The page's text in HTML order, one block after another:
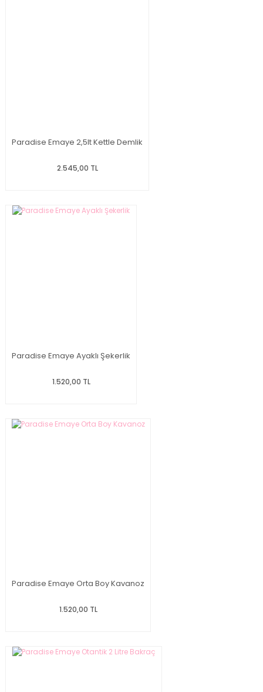
Paradise Emaye 2,5lt Kettle Demlik
2.545,00 TL
Paradise Emaye Ayaklı Şekerlik
1.520,00 TL
Paradise Emaye Orta Boy Kavanoz
1.520,00 TL